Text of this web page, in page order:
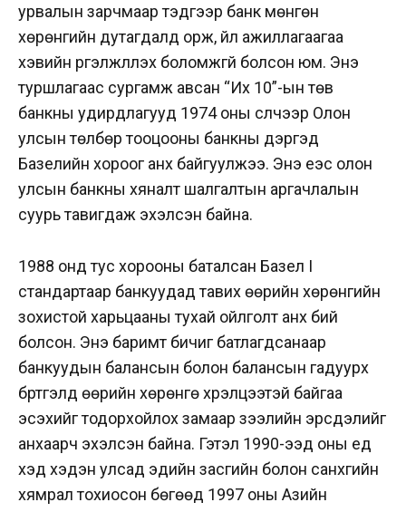
урвалын зарчмаар тэдгээр банк мөнгөн
хөрөнгийн дутагдалд орж, үйл ажиллагаагаа
хэвийн үргэлжлүүлэх боломжгүй болсон юм. Энэ
туршлагаас сургамж авсан “Их 10”-ын төв
банкны удирдлагууд 1974 оны сүүлчээр Олон
улсын төлбөр тооцооны банкны дэргэд
Базелийн хороог анх байгуулжээ. Энэ үеэс олон
улсын банкны хяналт шалгалтын аргачлалын
суурь тавигдаж эхэлсэн байна.
1988 онд тус хорооны баталсан Базел I
стандартаар банкуудад тавих өөрийн хөрөнгийн
зохистой харьцааны тухай ойлголт анх бий
болсон. Энэ баримт бичиг батлагдсанаар
банкуудын балансын болон балансын гадуурх
бүртгэлд өөрийн хөрөнгө хүрэлцээтэй байгаа
эсэхийг тодорхойлох замаар зээлийн эрсдэлийг
анхаарч эхэлсэн байна. Гэтэл 1990-ээд оны үед
хэд хэдэн улсад эдийн засгийн болон санхүүгийн
хямрал тохиосон бөгөөд 1997 оны Азийн